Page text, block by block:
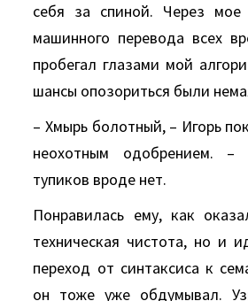
себя за спиной. Через
машинного перевода всех
пробегал глазами мой
шансы опозориться были
– Хмырь болотный, – Игорь
неохотным одобрением.
тупиков вроде нет.
Понравилась ему, как
техническая чистота, но и
переход от синтаксиса к
он тоже уже обдумывал.